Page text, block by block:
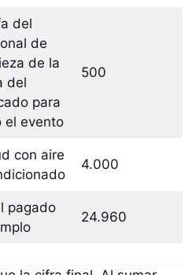
del
de
de la
del
para
el evento
500
con aire
4.000
pagado
24.960